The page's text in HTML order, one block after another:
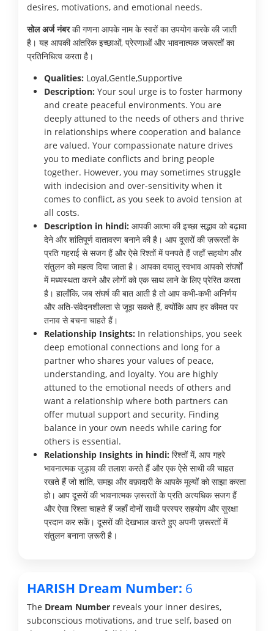
desires, motivations, and emotional needs.
सोल अर्ज नंबरकी गणना आपके नाम के स्वरों का उपयोग करके की जाती
है। यह आपकी आंतरिक इच्छाओं, प्रेरणाओं और भावनात्मक जरूरतों का
प्रतिनिधित्व करता है।
Qualities: Loyal,Gentle,Supportive
Description: Your soul urge is to foster harmony
and create peaceful environments. You are
deeply attuned to the needs of others and thrive
in relationships where cooperation and balance
are valued. Your compassionate nature drives
you to mediate conflicts and bring people
together. However, you may sometimes struggle
with indecision and over-sensitivity when it
comes to conflict, as you seek to avoid tension at
all costs.
Description in hindi: आपकी आत्मा की इच्छा सद्भाव को बढ़ावा
देने और शांतिपूर्ण वातावरण बनाने की है। आप दूसरों की ज़रूरतों के
प्रति गहराई से सजग हैं और ऐसे रिश्तों में पनपते हैं जहाँ सहयोग और
संतुलन को महत्व दिया जाता है। आपका दयालु स्वभाव आपको संघर्षों
में मध्यस्थता करने और लोगों को एक साथ लाने के लिए प्रेरित करता
है। हालाँकि, जब संघर्ष की बात आती है तो आप कभी-कभी अनिर्णय
और अति-संवेदनशीलता से जूझ सकते हैं, क्योंकि आप हर कीमत पर
तनाव से बचना चाहते हैं।
Relationship Insights: In relationships, you seek
deep emotional connections and long for a
partner who shares your values of peace,
understanding, and loyalty. You are highly
attuned to the emotional needs of others and
want a relationship where both partners can
offer mutual support and security. Finding
balance in your own needs while caring for
others is essential.
Relationship Insights in hindi: रिश्तों में, आप गहरे
भावनात्मक जुड़ाव की तलाश करते हैं और एक ऐसे साथी की चाहत
रखते हैं जो शांति, समझ और वफ़ादारी के आपके मूल्यों को साझा करता
हो। आप दूसरों की भावनात्मक ज़रूरतों के प्रति अत्यधिक सजग हैं
और ऐसा रिश्ता चाहते हैं जहाँ दोनों साथी परस्पर सहयोग और सुरक्षा
प्रदान कर सकें। दूसरों की देखभाल करते हुए अपनी ज़रूरतों में
संतुलन बनाना ज़रूरी है।
HARISH Dream Number: 6
The Dream Number reveals your inner desires,
subconscious motivations, and true self, based on